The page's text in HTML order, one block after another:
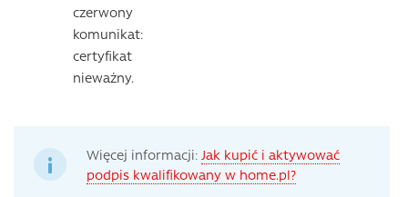
czerwony
komunikat:
certyfikat
nieważny.
Więcej informacji: Jak kupić i aktywować
podpis kwalifikowany w home.pl?